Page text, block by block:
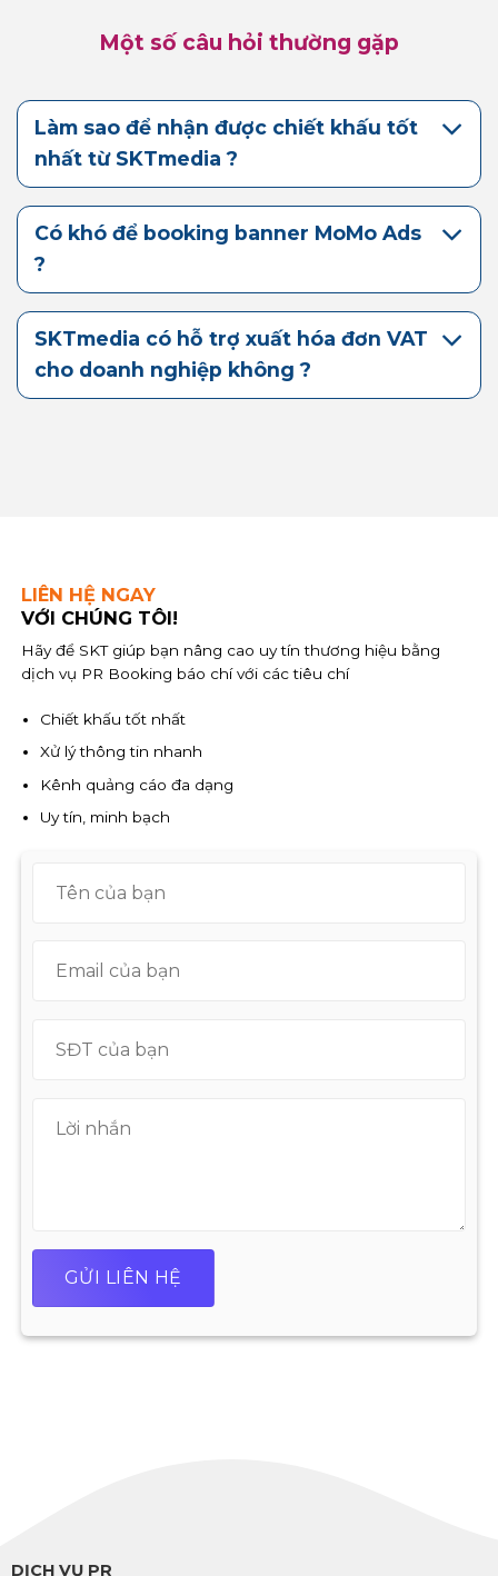
Một số câu hỏi thường gặp
Làm sao để nhận được chiết khấu tốt
nhất từ SKTmedia ?
Có khó để booking banner MoMo Ads
?
SKTmedia có hỗ trợ xuất hóa đơn VAT
cho doanh nghiệp không ?
LIÊN HỆ NGAY
VỚI CHÚNG TÔI!
Hãy để SKT giúp bạn nâng cao uy tín thương hiệu bằng
dịch vụ PR Booking báo chí với các tiêu chí
Chiết khấu tốt nhất
Xử lý thông tin nhanh
Kênh quảng cáo đa dạng
Uy tín, minh bạch
DỊCH VỤ PR